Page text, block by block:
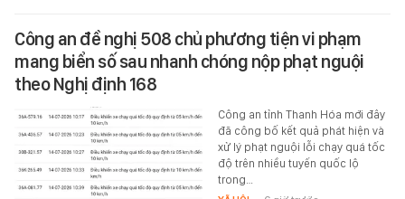
Công an đề nghị 508 chủ phương tiện vi phạm
mang biển số sau nhanh chóng nộp phạt nguội
theo Nghị định 168
Công an tỉnh Thanh Hóa mới đây
đã công bố kết quả phát hiện và
xử lý phạt nguội lỗi chạy quá tốc
độ trên nhiều tuyến quốc lộ
trong…